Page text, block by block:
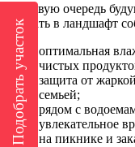
Подобрать участок
В первую очередь
вписать в ландшафт
оптимальная
чистых
защита от
семьей;
рядом с
увлекательное
на пикнике и